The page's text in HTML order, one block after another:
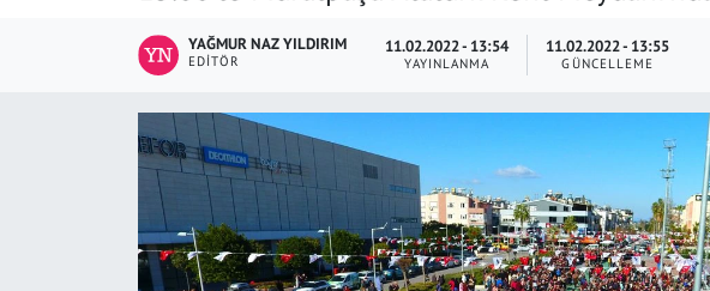
YAĞMUR NAZ YILDIRIM
EDITÖR
11.02.2022 - 13:54
YAYINLANMA
11.02.2022 - 13:55
GÜNCELLEME
Haber Arşivi